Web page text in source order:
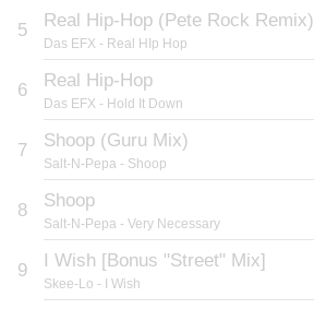
5 Real Hip-Hop (Pete Rock Remix)
Das EFX - Real HIp Hop
6 Real Hip-Hop
Das EFX - Hold It Down
7 Shoop (Guru Mix)
Salt-N-Pepa - Shoop
8 Shoop
Salt-N-Pepa - Very Necessary
9 I Wish [Bonus "Street" Mix]
Skee-Lo - I Wish